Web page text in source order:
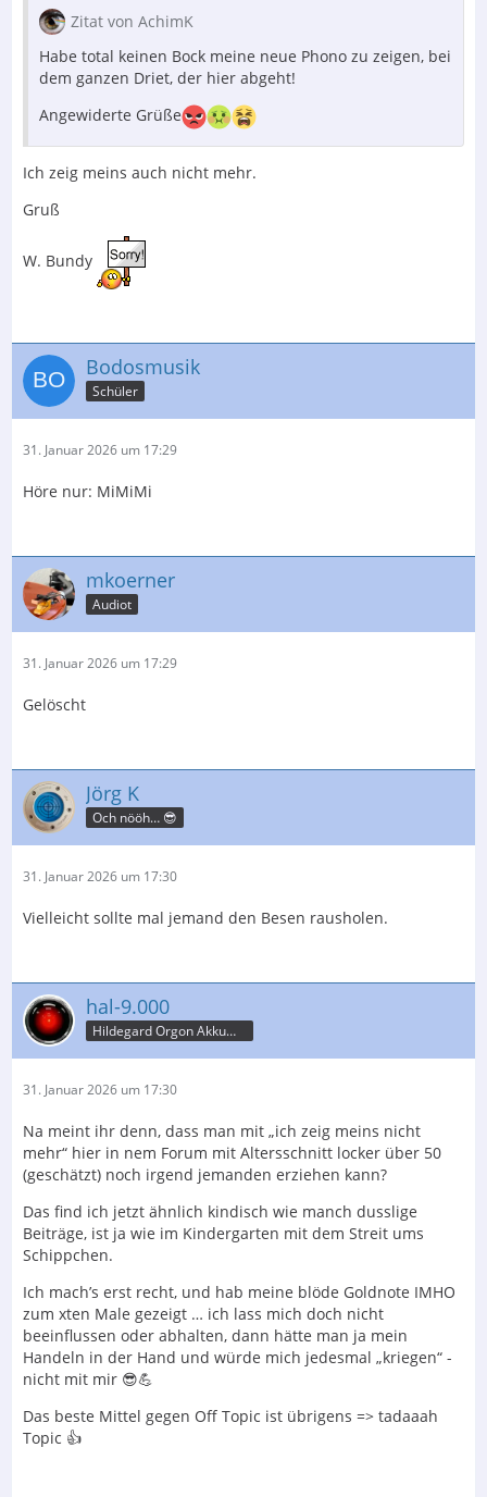
Zitat von AchimK
Habe total keinen Bock meine neue Phono zu zeigen, bei
dem ganzen Driet, der hier abgeht!
Angewiderte Grüße
Ich zeig meins auch nicht mehr.
Gruß
W. Bundy
Bodosmusik
Schüler
31. Januar 2026 um 17:29
Höre nur: MiMiMi
mkoerner
Audiot
31. Januar 2026 um 17:29
Gelöscht
Jörg K
Och nööh… 😎
31. Januar 2026 um 17:30
Vielleicht sollte mal jemand den Besen rausholen.
hal-9.000
Hildegard Orgon Akkumulator
31. Januar 2026 um 17:30
Na meint ihr denn, dass man mit „ich zeig meins nicht
mehr“ hier in nem Forum mit Altersschnitt locker über 50
(geschätzt) noch irgend jemanden erziehen kann?
Das find ich jetzt ähnlich kindisch wie manch dusslige
Beiträge, ist ja wie im Kindergarten mit dem Streit ums
Schippchen.
Ich mach’s erst recht, und hab meine blöde Goldnote IMHO
zum xten Male gezeigt … ich lass mich doch nicht
beeinflussen oder abhalten, dann hätte man ja mein
Handeln in der Hand und würde mich jedesmal „kriegen“ -
nicht mit mir 😎💪
Das beste Mittel gegen Off Topic ist übrigens => tadaaah
Topic 👍